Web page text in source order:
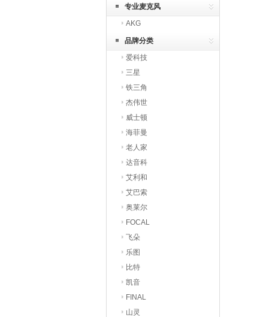
专业麦克风
AKG
品牌分类
爱科技
三星
铁三角
杰伟世
威士顿
海菲曼
老人家
达音科
艾利和
艾巴索
奥莱尔
FOCAL
飞朵
乐图
比特
凯音
FINAL
山灵